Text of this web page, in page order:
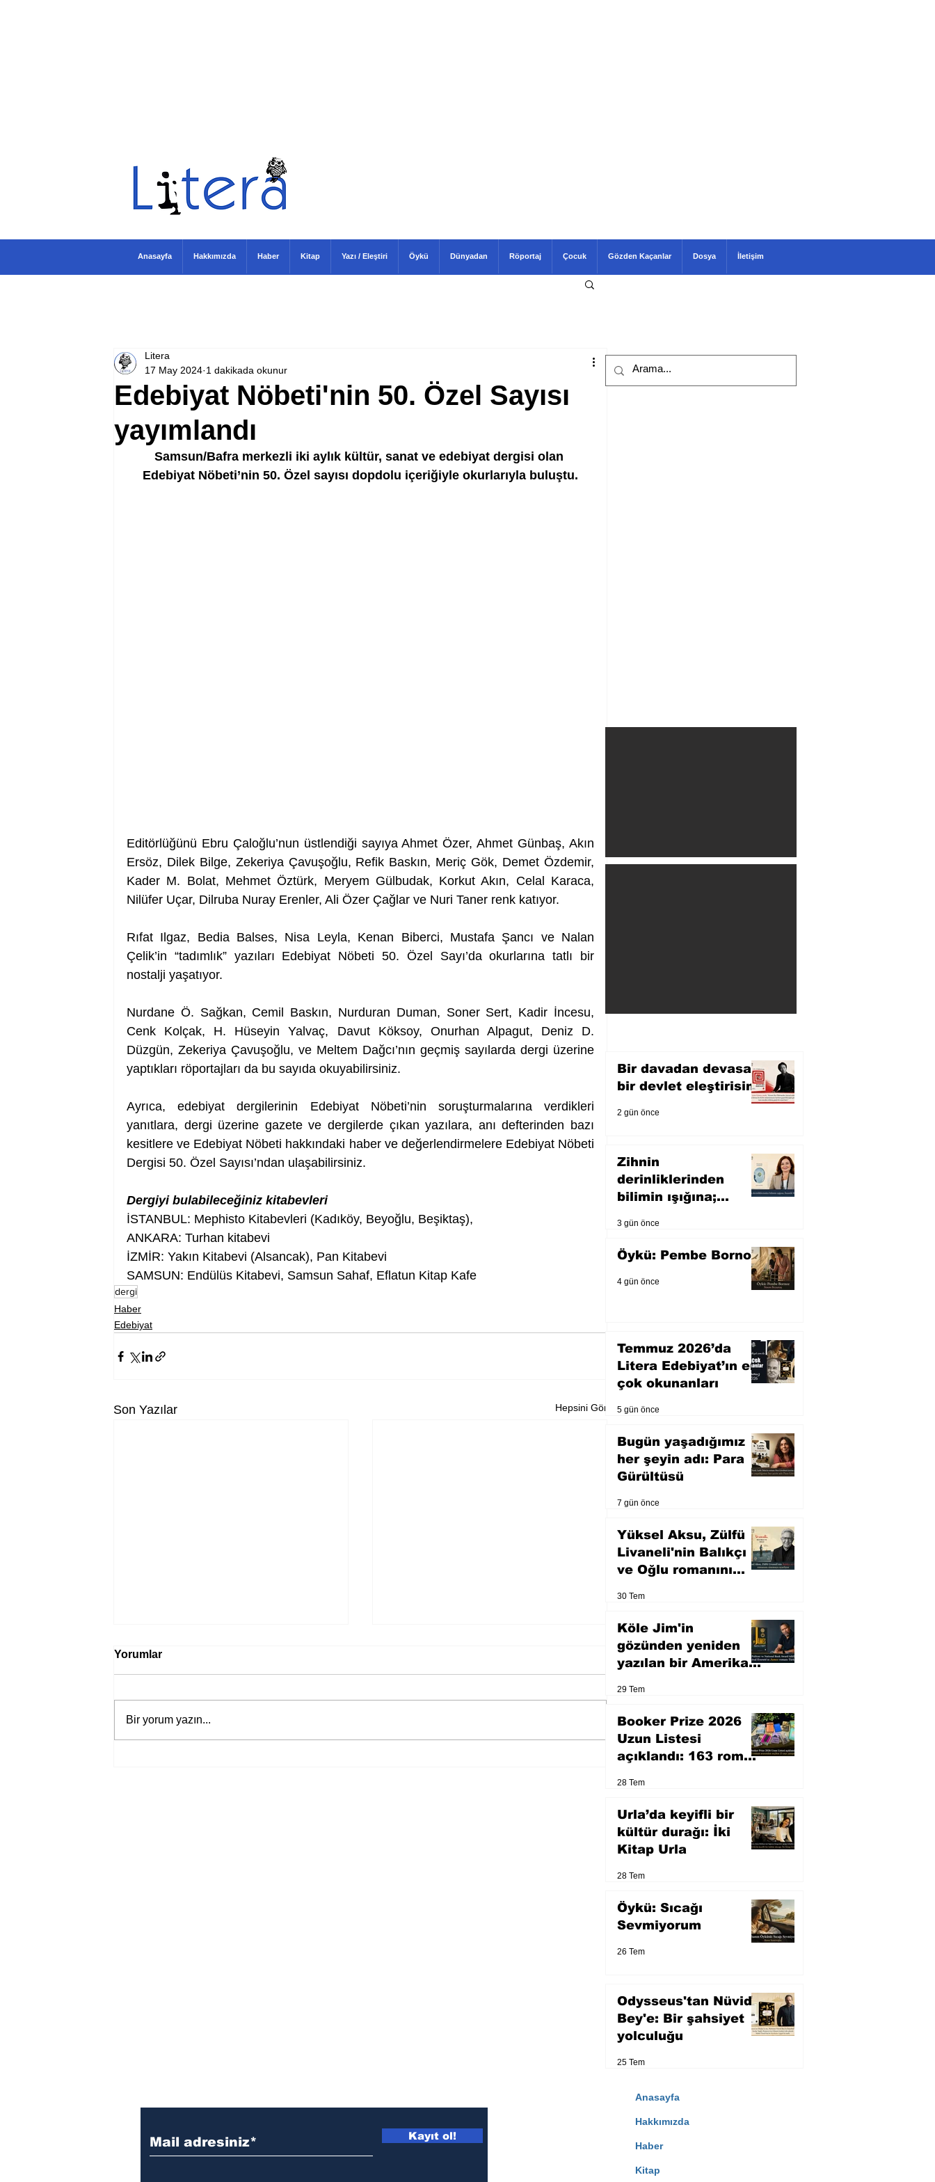
Edebiyat Nöbeti'nin 50. Özel Sayısı
yayımlandı
Litera
17 May 2024 1 dakikada okunur
Samsun/Bafra merkezli iki aylık kültür, sanat ve edebiyat dergisi olan
Edebiyat Nöbeti’nin 50. Özel sayısı dopdolu içeriğiyle okurlarıyla buluştu.
Editörlüğünü Ebru Çaloğlu’nun üstlendiği sayıya Ahmet Özer, Ahmet Günbaş, Akın
Ersöz, Dilek Bilge, Zekeriya Çavuşoğlu, Refik Baskın, Meriç Gök, Demet Özdemir,
Kader M. Bolat, Mehmet Öztürk, Meryem Gülbudak, Korkut Akın, Celal Karaca,
Nilüfer Uçar, Dilruba Nuray Erenler, Ali Özer Çağlar ve Nuri Taner renk katıyor.
Rıfat Ilgaz, Bedia Balses, Nisa Leyla, Kenan Biberci, Mustafa Şancı ve Nalan
Çelik’in “tadımlık” yazıları Edebiyat Nöbeti 50. Özel Sayı’da okurlarına tatlı bir
nostalji yaşatıyor.
Nurdane Ö. Sağkan, Cemil Baskın, Nurduran Duman, Soner Sert, Kadir İncesu,
Cenk Kolçak, H. Hüseyin Yalvaç, Davut Köksoy, Onurhan Alpagut, Deniz D.
Düzgün, Zekeriya Çavuşoğlu, ve Meltem Dağcı’nın geçmiş sayılarda dergi üzerine
yaptıkları röportajları da bu sayıda okuyabilirsiniz.
Ayrıca, edebiyat dergilerinin Edebiyat Nöbeti’nin soruşturmalarına verdikleri
yanıtlara, dergi üzerine gazete ve dergilerde çıkan yazılara, anı defterinden bazı
kesitlere ve Edebiyat Nöbeti hakkındaki haber ve değerlendirmelere Edebiyat Nöbeti
Dergisi 50. Özel Sayısı’ndan ulaşabilirsiniz.
Dergiyi bulabileceğiniz kitabevleri
İSTANBUL: Mephisto Kitabevleri (Kadıköy, Beyoğlu, Beşiktaş),
ANKARA: Turhan kitabevi
İZMİR: Yakın Kitabevi (Alsancak), Pan Kitabevi
SAMSUN: Endülüs Kitabevi, Samsun Sahaf, Eflatun Kitap Kafe
dergi
Haber
Edebiyat
Son Yazılar Hepsini Gör
Yorumlar
Bir yorum yazın...
Bir davadan devasa
bir devlet eleştirisine
2 gün önce
Zihnin
derinliklerinden
bilimin ışığına;
3 gün önce
Öykü: Pembe Bornoz
4 gün önce
Temmuz 2026’da
Litera Edebiyat’ın en
çok okunanları
5 gün önce
Bugün yaşadığımız
her şeyin adı: Para
Gürültüsü
7 gün önce
Yüksel Aksu, Zülfü
Livaneli'nin Balıkçı
ve Oğlu romanını
30 Tem
Köle Jim'in
gözünden yeniden
yazılan bir Amerikan
29 Tem
Booker Prize 2026
Uzun Listesi
açıklandı: 163 roman
28 Tem
Urla’da keyifli bir
kültür durağı: İki
Kitap Urla
28 Tem
Öykü: Sıcağı
Sevmiyorum
26 Tem
Odysseus'tan Nüvid
Bey'e: Bir şahsiyet
yolculuğu
25 Tem
Anasayfa Hakkımızda Haber Kitap Yazı / Eleştiri Öykü Dünyadan Röportaj Çocuk Gözden Kaçanlar Dosya İletişim
Kayıt ol!
Anasayfa
Hakkımızda
Haber
Kitap